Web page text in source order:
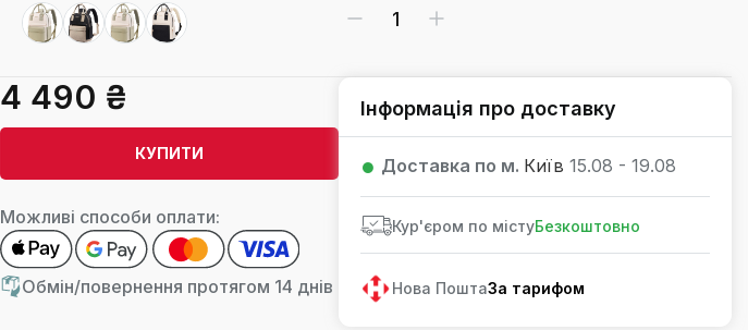
4 490 ₴
КУПИТИ
Можливі способи оплати:
Обмін/повернення протягом 14 днів
Інформація про доставку
Доставка по м. Київ 15.08 - 19.08
Кур'єром по містуБезкоштовно
Нова ПоштаЗа тарифом